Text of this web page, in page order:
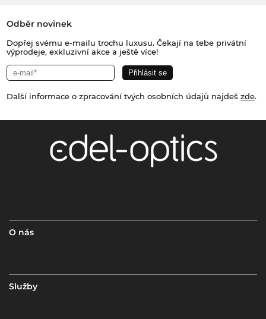
Odběr novinek
Dopřej svému e-mailu trochu luxusu. Čekají na tebe privátní
výprodeje, exkluzivní akce a ještě více!
Další informace o zpracování tvých osobních údajů najdeš zde.
O nás
Služby